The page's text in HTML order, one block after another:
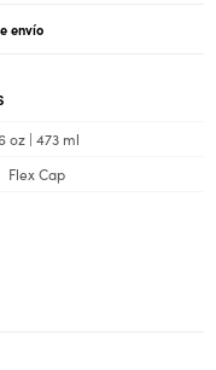
envío
oz | 473 ml
Flex Cap